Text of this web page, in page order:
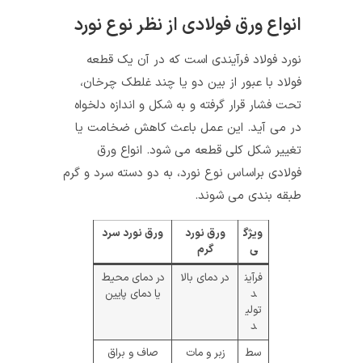
انواع ورق فولادی از نظر نوع نورد
نورد فولاد فرآیندی است که در آن یک قطعه
فولاد با عبور از بین دو یا چند غلطک چرخان،
تحت فشار قرار گرفته و به شکل و اندازه دلخواه
در می‌ آید. این عمل باعث کاهش ضخامت یا
تغییر شکل کلی قطعه می‌ شود. انواع ورق
فولادی براساس نوع نورد، به دو دسته سرد و گرم
طبقه بندی می شوند.
ورق نورد
گرم
ورق نورد سرد
در دمای بالا
در دمای محیط
یا دمای پایین
زبر و مات صاف و براق